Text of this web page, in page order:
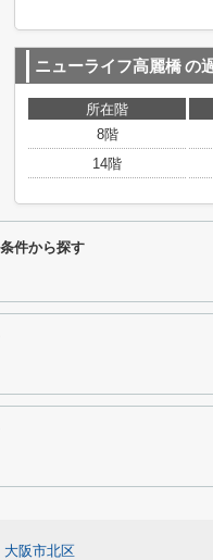
ニューライフ高麗橋の
所在階
8階
14階
件から探す
大阪市北区